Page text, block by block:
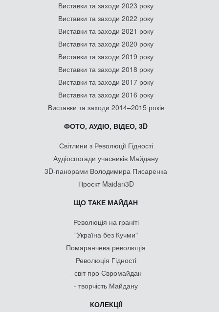
Виставки та заходи 2023 року
Виставки та заходи 2022 року
Виставки та заходи 2021 року
Виставки та заходи 2020 року
Виставки та заходи 2019 року
Виставки та заходи 2018 року
Виставки та заходи 2017 року
Виставки та заходи 2016 року
Виставки та заходи 2014–2015 років
ФОТО, АУДІО, ВІДЕО, 3D
Світлини з Революції Гідності
Аудіоспогади учасників Майдану
3D-панорами Володимира Писаренка
Проєкт Maidan3D
ЩО ТАКЕ МАЙДАН
Революція на граніті
"Україна без Кучми"
Помаранчева революція
Революція Гідності
- світ про Євромайдан
- творчість Майдану
КОЛЕКЦІЇ